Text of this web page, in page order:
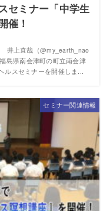
セミナー「中学生
催！
井上直哉（@my_earth_nao
島県南会津町の町立南会津
スセミナーを開催しま...
セミナー関連情報